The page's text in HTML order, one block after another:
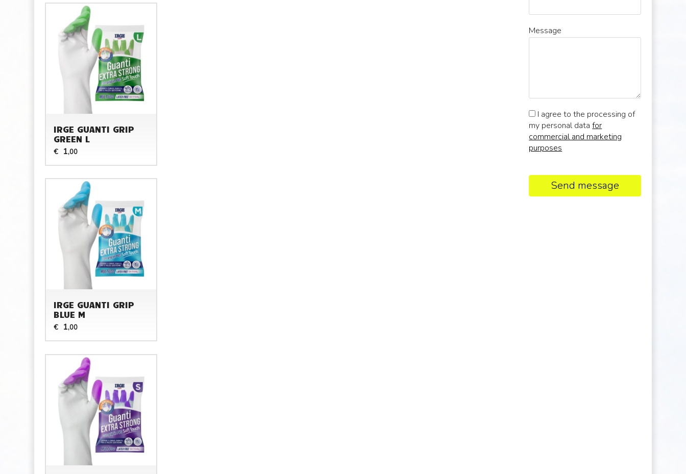
IRGE GUANTI GRIP
GREEN L
€ 1,00
IRGE GUANTI GRIP
BLUE M
€ 1,00
Message
I agree to the processing of
my personal datafor
commercial and marketing
purposes
Send message